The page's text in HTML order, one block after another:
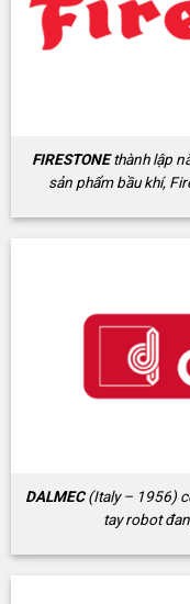
FIRESTONEthành lập
sản phẩm bầu khí,
DALMEC(Italy – 1956)
tay robot